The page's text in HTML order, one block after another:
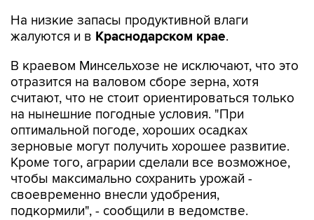
На низкие запасы продуктивной влаги
жалуются и в Краснодарском крае.
В краевом Минсельхозе не исключают, что это
отразится на валовом сборе зерна, хотя
считают, что не стоит ориентироваться только
на нынешние погодные условия. "При
оптимальной погоде, хороших осадках
зерновые могут получить хорошее развитие.
Кроме того, аграрии сделали все возможное,
чтобы максимально сохранить урожай -
своевременно внесли удобрения,
подкормили", - сообщили в ведомстве.